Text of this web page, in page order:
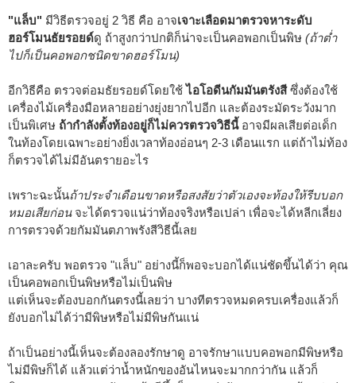
"แล็บ" มีวิธีตรวจอยู่ 2 วิธี คือ อาจเจาะเลือดมาตรวจหาระดับ
ฮอร์โมนธัยรอยด์ดู ถ้าสูงกว่าปกติก็น่าจะเป็นคอพอกเป็นพิษ (ถ้าต่ำ
ไปก็เป็นคอพอกชนิดขาดฮอร์โมน)
อีกวิธีคือ ตรวจต่อมธัยรอยด์โดยใช้ไอโอดีนกัมมันตรังสีซึ่งต้องใช้
เครื่องไม้เครื่องมือหลายอย่างยุ่งยากไปอีก และต้องระมัดระวังมาก
เป็นพิเศษ ถ้ากำลังตั้งท้องอยู่ก็ไม่ควรตรวจวิธีนี้อาจมีผลเสียต่อเด็ก
ในท้องโดยเฉพาะอย่างยิ่งเวลาท้องอ่อนๆ 2-3 เดือนแรก แต่ถ้าไม่ท้อง
ก็ตรวจได้ไม่มีอันตรายอะไร
เพราะฉะนั้นถ้าประจำเดือนขาดหรือสงสัยว่าตัวเองจะท้องให้รีบบอก
หมอเสียก่อน จะได้ตรวจแน่ว่าท้องจริงหรือเปล่า เพื่อจะได้หลีกเลี่ยง
การตรวจด้วยกัมมันตภาพรังสีวิธีนี้เลย
เอาละครับ พอตรวจ "แล็บ" อย่างนี้ก็พอจะบอกได้แน่ชัดขึ้นได้ว่า คุณ
เป็นคอพอกเป็นพิษหรือไม่เป็นพิษ
แต่เห็นจะต้องบอกกันตรงนี้เลยว่า บางทีตรวจหมดครบเครื่องแล้วก็
ยังบอกไม่ได้ว่ามีพิษหรือไม่มีพิษกันแน่
ถ้าเป็นอย่างนี้เห็นจะต้องลองรักษาดู อาจรักษาแบบคอพอกมีพิษหรือ
ไม่มีพิษก็ได้ แล้วแต่ว่าน้ำหนักของอันไหนจะมากกว่ากัน แล้วก็